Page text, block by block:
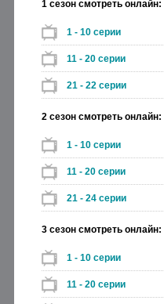
1 сезон смотреть онлайн:
1 - 10 серии
11 - 20 серии
21 - 22 серии
2 сезон смотреть онлайн:
1 - 10 серии
11 - 20 серии
21 - 24 серии
3 сезон смотреть онлайн:
1 - 10 серии
11 - 20 серии